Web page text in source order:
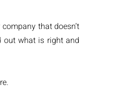
that doesn’t
out what is right and